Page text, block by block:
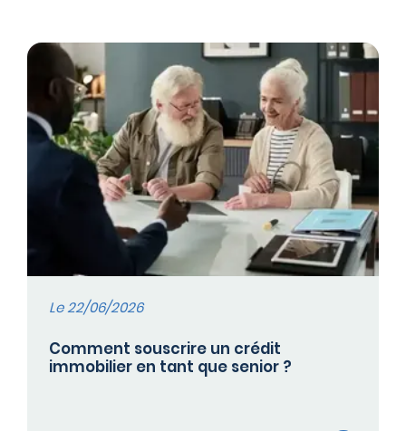
Le 22/06/2026
Comment souscrire un crédit
immobilier en tant que senior ?